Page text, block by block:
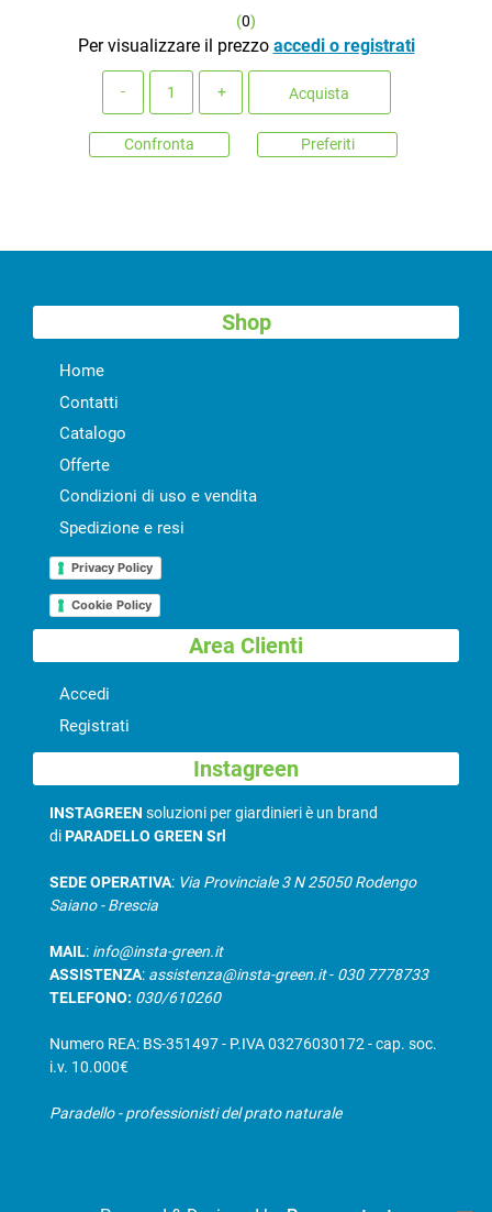
(0)
Per visualizzare il prezzo accedi o registrati
Acquista
Confronta Preferiti
Shop
Home
Contatti
Catalogo
Offerte
Condizioni di uso e vendita
Spedizione e resi
Privacy Policy
Cookie Policy
Area Clienti
Accedi
Registrati
Instagreen
INSTAGREEN soluzioni per giardinieri è un brand
diPARADELLO GREEN Srl
SEDE OPERATIVA: Via Provinciale 3 N 25050 Rodengo
Saiano - Brescia
MAIL: info@insta-green.it
ASSISTENZA: assistenza@insta-green.it- 030 7778733
TELEFONO: 030/610260
Numero REA: BS-351497 - P.IVA 03276030172 - cap. soc.
i.v. 10.000€
Paradello - professionisti del prato naturale